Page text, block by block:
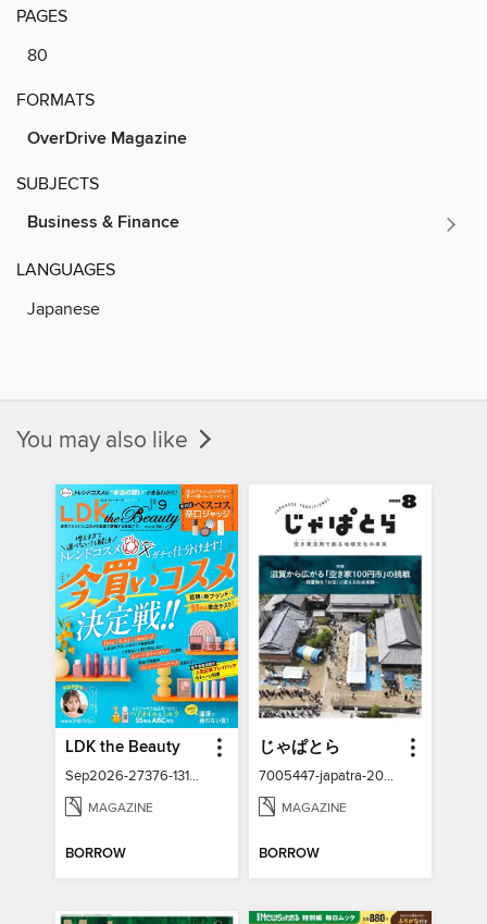
PAGES
80
FORMATS
OverDrive Magazine
SUBJECTS
Business & Finance
LANGUAGES
Japanese
You may also like
LDK the Beauty
Sep2026-27376-131337211-001-001
MAGAZINE
BORROW
じゃぱとら
7005447-japatra-2026-08
MAGAZINE
BORROW